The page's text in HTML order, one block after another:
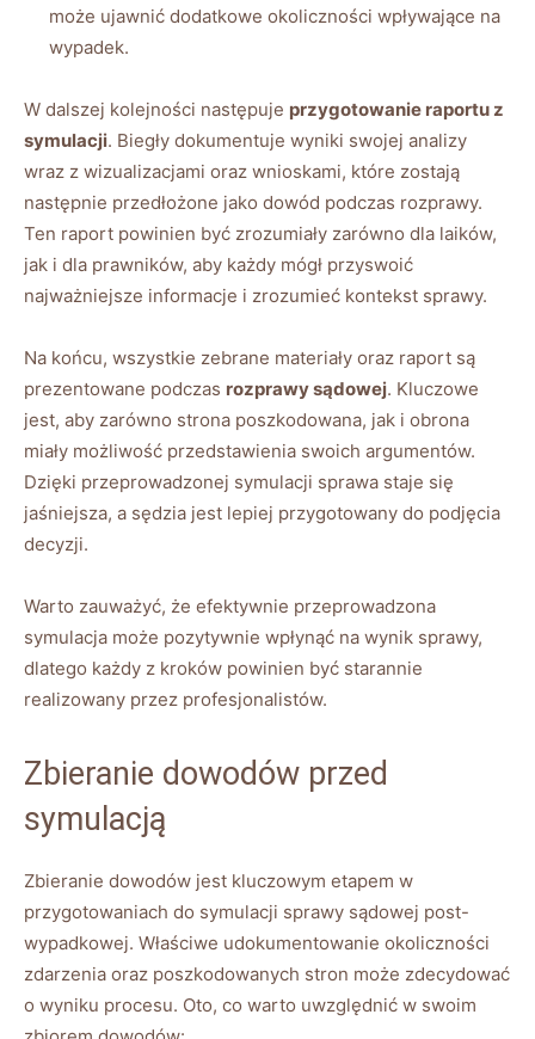
może ujawnić dodatkowe okoliczności wpływające na
wypadek.
W dalszej kolejności następuje przygotowanie raportu z
symulacji. Biegły dokumentuje wyniki swojej analizy
wraz z wizualizacjami oraz wnioskami, które zostają
następnie przedłożone jako dowód podczas rozprawy.
Ten raport powinien być zrozumiały zarówno dla laików,
jak i dla prawników, aby każdy mógł przyswoić
najważniejsze informacje i zrozumieć kontekst sprawy.
Na końcu, wszystkie zebrane materiały oraz raport są
prezentowane podczas rozprawy sądowej. Kluczowe
jest, aby zarówno strona poszkodowana, jak i obrona
miały możliwość przedstawienia swoich argumentów.
Dzięki przeprowadzonej symulacji sprawa staje się
jaśniejsza, a sędzia jest lepiej przygotowany do podjęcia
decyzji.
Warto zauważyć, że efektywnie przeprowadzona
symulacja może pozytywnie wpłynąć na wynik sprawy,
dlatego każdy z kroków powinien być starannie
realizowany przez profesjonalistów.
Zbieranie dowodów przed
symulacją
Zbieranie dowodów jest kluczowym etapem w
przygotowaniach do symulacji sprawy sądowej post-
wypadkowej. Właściwe udokumentowanie okoliczności
zdarzenia oraz poszkodowanych stron może zdecydować
o wyniku procesu. Oto, co warto uwzględnić w swoim